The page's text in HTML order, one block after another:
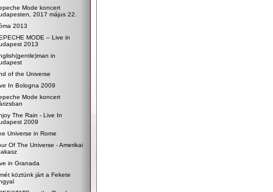
Mode koncert
2017 május 22.
2013
MODE – Live in
2013
in
of the Universe
In Bologna 2009
Mode koncert
The Rain - Live In
2009
Universe in Rome
Of The Universe - Amerikai
in Granada
köztünk járt a Fekete